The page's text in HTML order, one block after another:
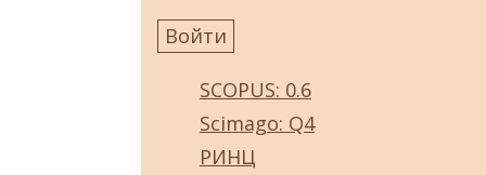
SCOPUS: 0.6
Scimago: Q4
РИНЦ